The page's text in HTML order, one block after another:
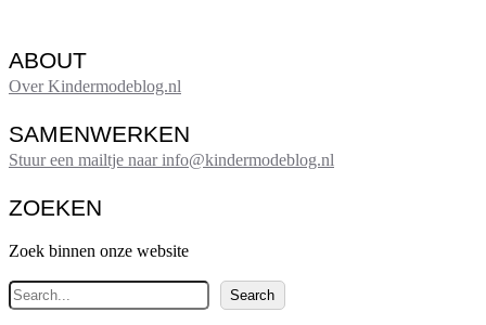
ABOUT
Over Kindermodeblog.nl
SAMENWERKEN
Stuur een mailtje naar info@kindermodeblog.nl
ZOEKEN
Zoek binnen onze website
Z
o
Search